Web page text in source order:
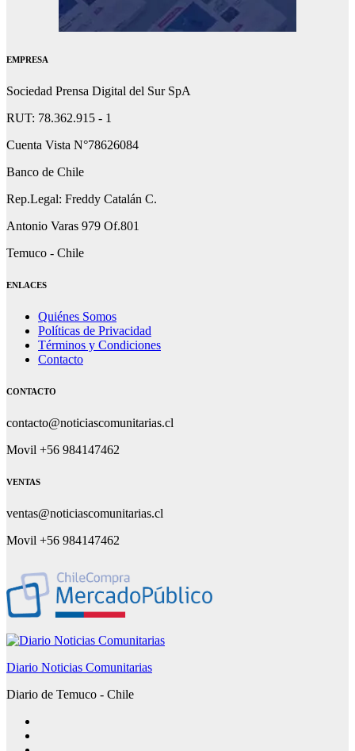
EMPRESA
Sociedad Prensa Digital del Sur SpA
RUT: 78.362.915 - 1
Cuenta Vista N°78626084
Banco de Chile
Rep.Legal: Freddy Catalán C.
Antonio Varas 979 Of.801
Temuco - Chile
ENLACES
Quiénes Somos
Políticas de Privacidad
Términos y Condiciones
Contacto
CONTACTO
contacto@noticiascomunitarias.cl
Movil +56 984147462
VENTAS
ventas@noticiascomunitarias.cl
Movil +56 984147462
Diario Noticias Comunitarias
Diario de Temuco - Chile